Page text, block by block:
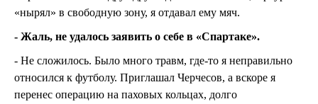
«нырял» в свободную зону, я отдавал ему мяч.
- Жаль, не удалось заявить о себе в «Спартаке».
- Не сложилось. Было много травм, где-то я неправильно
относился к футболу. Приглашал Черчесов, а вскоре я
перенес операцию на паховых кольцах, долго